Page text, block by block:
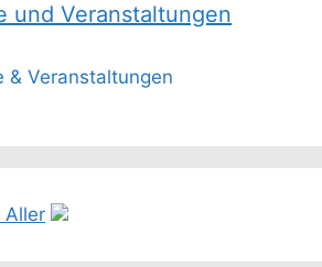
und Veranstaltungen
Aller